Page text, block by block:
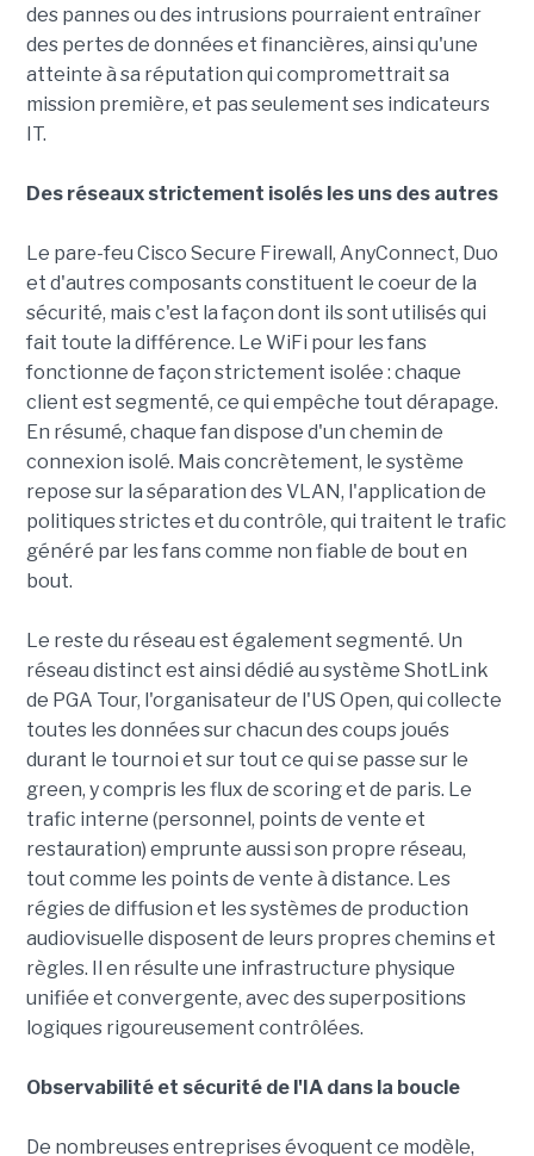
des pannes ou des intrusions pourraient entraîner
des pertes de données et financières, ainsi qu'une
atteinte à sa réputation qui compromettrait sa
mission première, et pas seulement ses indicateurs
IT.
Des réseaux strictement isolés les uns des autres
Le pare-feu Cisco Secure Firewall, AnyConnect, Duo
et d'autres composants constituent le coeur de la
sécurité, mais c'est la façon dont ils sont utilisés qui
fait toute la différence. Le WiFi pour les fans
fonctionne de façon strictement isolée : chaque
client est segmenté, ce qui empêche tout dérapage.
En résumé, chaque fan dispose d'un chemin de
connexion isolé. Mais concrètement, le système
repose sur la séparation des VLAN, l'application de
politiques strictes et du contrôle, qui traitent le trafic
généré par les fans comme non fiable de bout en
bout.
Le reste du réseau est également segmenté. Un
réseau distinct est ainsi dédié au système ShotLink
de PGA Tour, l'organisateur de l'US Open, qui collecte
toutes les données sur chacun des coups joués
durant le tournoi et sur tout ce qui se passe sur le
green, y compris les flux de scoring et de paris. Le
trafic interne (personnel, points de vente et
restauration) emprunte aussi son propre réseau,
tout comme les points de vente à distance. Les
régies de diffusion et les systèmes de production
audiovisuelle disposent de leurs propres chemins et
règles. Il en résulte une infrastructure physique
unifiée et convergente, avec des superpositions
logiques rigoureusement contrôlées.
Observabilité et sécurité de l'IA dans la boucle
De nombreuses entreprises évoquent ce modèle,